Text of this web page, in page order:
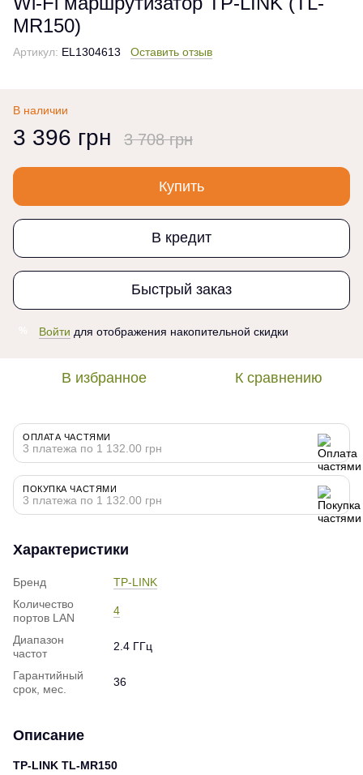
MR150)
Артикул: EL1304613 Оставить отзыв
В наличии
3 396 грн 3 708 грн
Купить
В кредит
Быстрый заказ
Войти для отображения накопительной скидки
В избранное К сравнению
ОПЛАТА ЧАСТЯМИ
3 платежа по 1 132.00 грн
ПОКУПКА ЧАСТЯМИ
3 платежа по 1 132.00 грн
Характеристики
Бренд
TP-LINK
Количество
портов LAN
4
Диапазон
частот
2.4 ГГц
Гарантийный
срок, мес.
36
Описание
TP-LINK TL-MR150